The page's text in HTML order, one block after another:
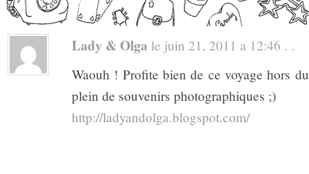
Lady & Olga le juin 21, 2011 a 12:46 . .
Waouh ! Profite bien de ce voyage hors
plein de souvenirs photographiques ;)
http://ladyandolga.blogspot.com/